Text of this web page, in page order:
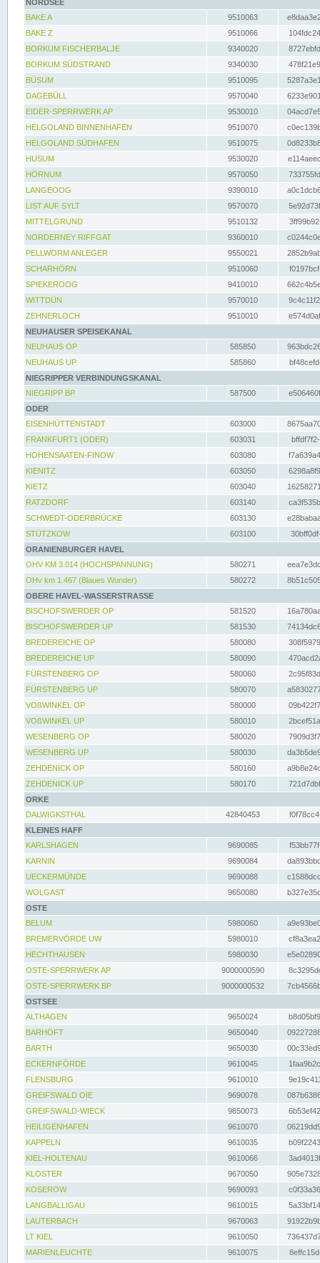
NORDSEE
BAKE A
9510063
BAKE Z
9510066
BORKUM FISCHERBALJE
9340020
BORKUM SÜDSTRAND
9340030
BÜSUM
9510095
DAGEBÜLL
9570040
EIDER-SPERRWERK AP
9530010
HELGOLAND BINNENHAFEN
9510070
HELGOLAND SÜDHAFEN
9510075
HUSUM
9530020
HÖRNUM
9570050
LANGEOOG
9390010
LIST AUF SYLT
9570070
MITTELGRUND
9510132
NORDERNEY RIFFGAT
9360010
PELLWORM ANLEGER
9550021
SCHARHÖRN
9510060
SPIEKEROOG
9410010
WITTDÜN
9570010
ZEHNERLOCH
9510010
NEUHAUSER SPEISEKANAL
NEUHAUS OP
585850
NEUHAUS UP
585860
NIEGRIPPER VERBINDUNGSKANAL
NIEGRIPP BP
587500
ODER
EISENHÜTTENSTADT
603000
FRANKFURT1 (ODER)
603031
HOHENSAATEN-FINOW
603080
KIENITZ
603050
KIETZ
603040
RATZDORF
603140
SCHWEDT-ODERBRÜCKE
603130
STÜTZKOW
603100
ORANIENBURGER HAVEL
OHV KM 3.014 (HOCHSPANNUNG)
580271
OHv km 1.467 (Blaues Wunder)
580272
OBERE HAVEL-WASSERSTRASSE
BISCHOFSWERDER OP
581520
BISCHOFSWERDER UP
581530
BREDEREICHE OP
580080
BREDEREICHE UP
580090
FÜRSTENBERG OP
580060
FÜRSTENBERG UP
580070
VOßWINKEL OP
580000
VOßWINKEL UP
580010
WESENBERG OP
580020
WESENBERG UP
580030
ZEHDENICK OP
580160
ZEHDENICK UP
580170
ORKE
DALWIGKSTHAL
42840453
KLEINES HAFF
KARLSHAGEN
9690085
KARNIN
9690084
UECKERMÜNDE
9690088
WOLGAST
9650080
OSTE
BELUM
5980060
BREMERVÖRDE UW
5980010
HECHTHAUSEN
5980030
OSTE-SPERRWERK AP
9000000590
OSTE-SPERRWERK BP
9000000532
OSTSEE
ALTHAGEN
9650024
BARHÖFT
9650040
BARTH
9650030
ECKERNFÖRDE
9610045
FLENSBURG
9610010
GREIFSWALD OIE
9690078
GREIFSWALD-WIECK
9650073
HEILIGENHAFEN
9610070
KAPPELN
9610035
KIEL-HOLTENAU
9610066
KLOSTER
9670050
KOSEROW
9690093
LANGBALLIGAU
9610015
LAUTERBACH
9670063
LT KIEL
9610050
MARIENLEUCHTE
9610075